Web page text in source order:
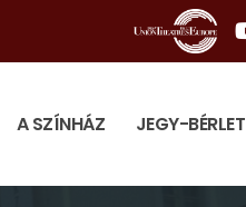
A SZÍNHÁZ JEGY-BÉRLET